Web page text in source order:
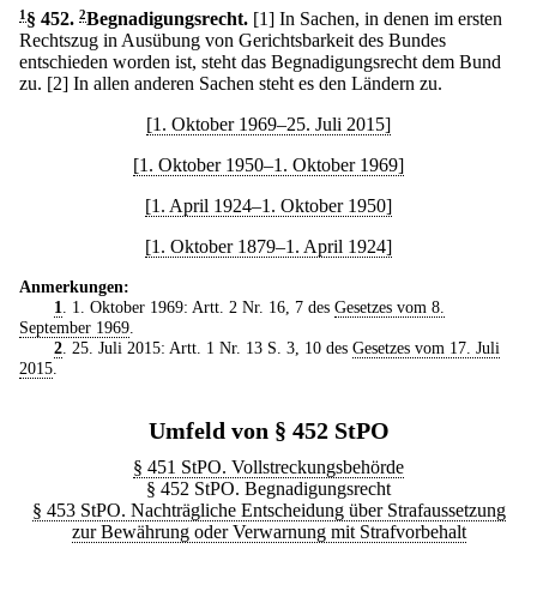
1 § 452. 2Begnadigungsrecht. [1] In Sachen, in denen im ersten
Rechtszug in Ausübung von Gerichtsbarkeit des Bundes
entschieden worden ist, steht das Begnadigungsrecht dem Bund
zu. [2] In allen anderen Sachen steht es den Ländern zu.
[1. Oktober 1969–25. Juli 2015]
[1. Oktober 1950–1. Oktober 1969]
[1. April 1924–1. Oktober 1950]
[1. Oktober 1879–1. April 1924]
Anmerkungen:
1
. 1. Oktober 1969: Artt. 2 Nr. 16, 7 des Gesetzes vom 8.
September 1969
2. 25. Juli 2015: Artt. 1 Nr. 13 S. 3, 10 des Gesetzes vom 17. Juli
2015
Umfeld von § 452 StPO
§ 451 StPO. Vollstreckungsbehörde
§ 452 StPO. Begnadigungsrecht
§ 453 StPO. Nachträgliche Entscheidung über Strafaussetzung
zur Bewährung oder Verwarnung mit Strafvorbehalt